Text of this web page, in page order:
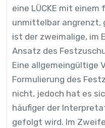
eine LÜCKE mit einem
unmittelbar angrenzt,
ist der zweimalige, im
Ansatz des
Eine allgemeingültige
Formulierung des
nicht, jedoch hat es
häufiger der
gefolgt wird. Im